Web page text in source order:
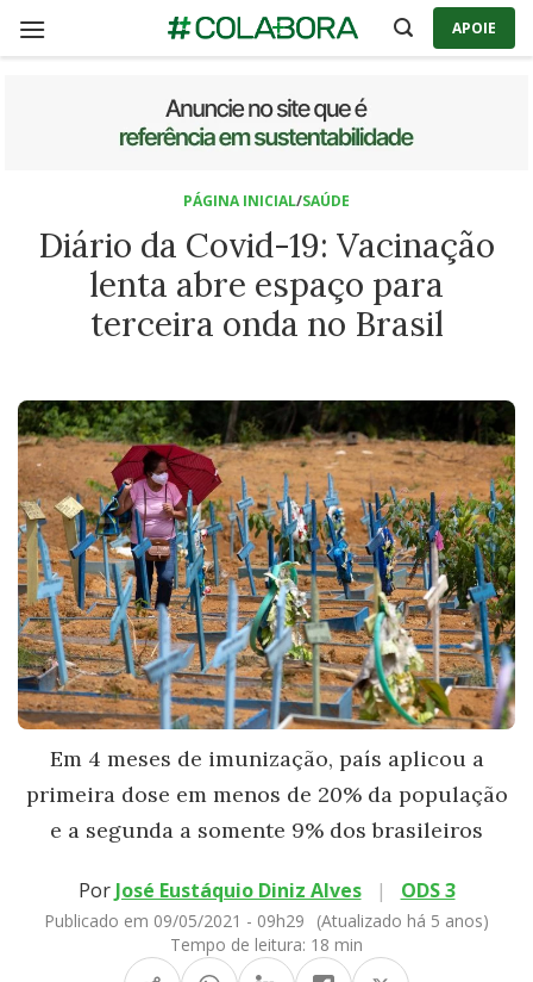
APOIE
PÁGINA INICIAL/SAÚDE
Diário da Covid-19: Vacinação
lenta abre espaço para
terceira onda no Brasil
Em 4 meses de imunização, país aplicou a
primeira dose em menos de 20% da população
e a segunda a somente 9% dos brasileiros
Por José Eustáquio Diniz Alves | ODS 3
Publicado em 09/05/2021 - 09h29
(Atualizado há 5 anos)
Tempo de leitura: 18 min